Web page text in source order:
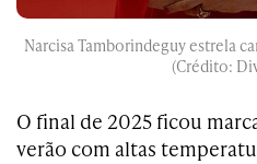
Narcisa Tamborindeguy estrela
(Crédito:
O final de 2025 ficou
verão com altas